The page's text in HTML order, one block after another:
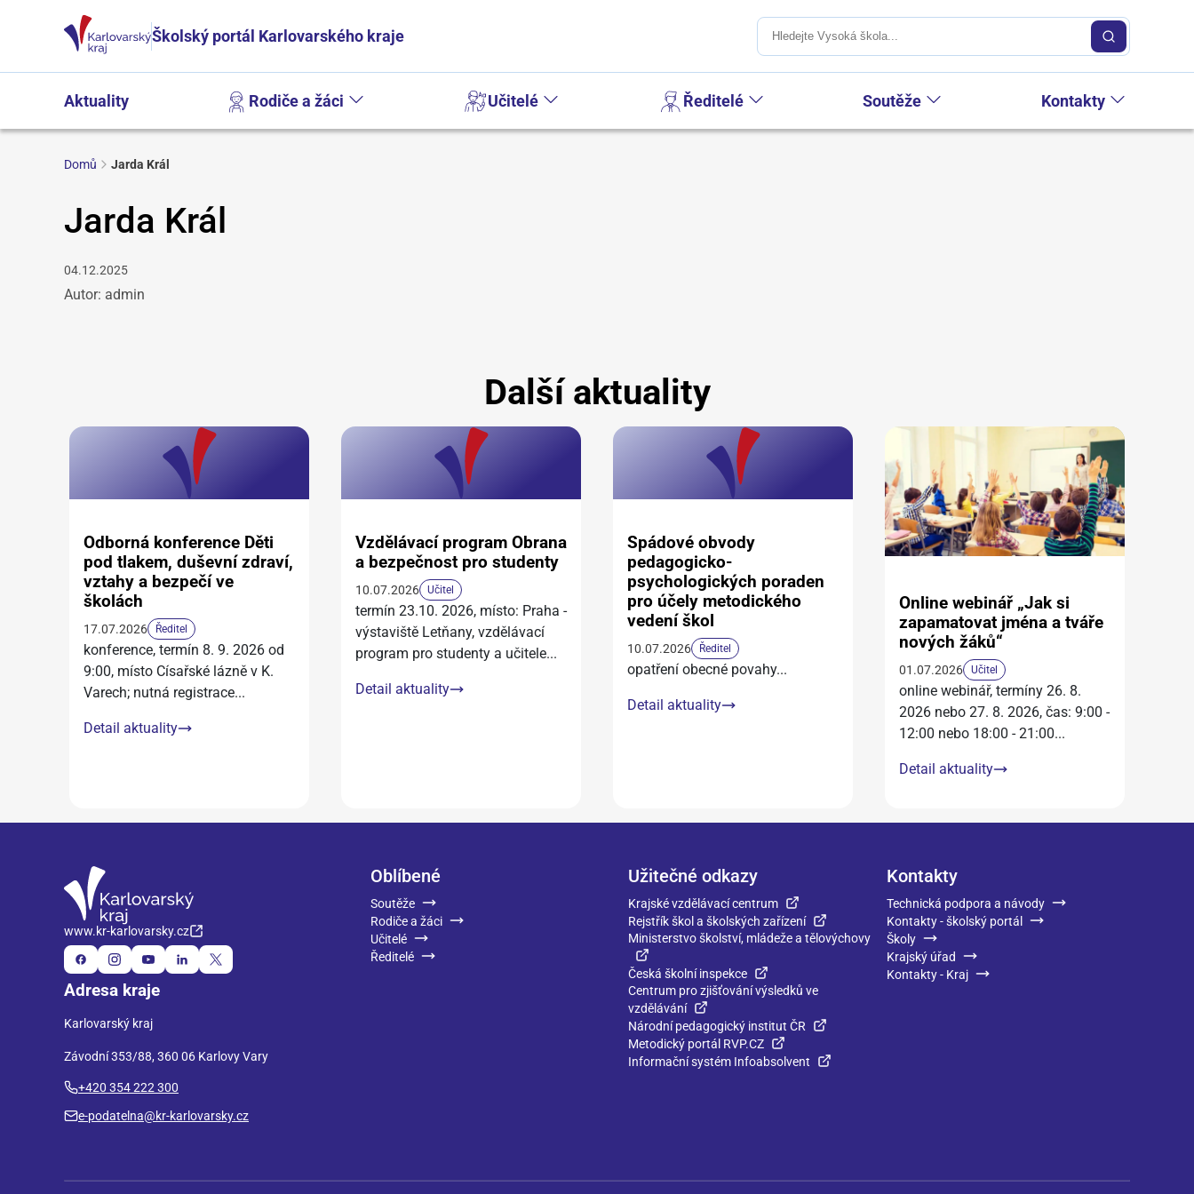
Školský portál Karlovarského kraje
Aktuality Rodiče a žáci Učitelé Ředitelé Soutěže Kontakty
Domů Jarda Král
Jarda Král
04.12.2025
Autor: admin
Další aktuality
Odborná konference Děti
pod tlakem, duševní zdraví,
vztahy a bezpečí ve
školách
17.07.2026 Ředitel
konference, termín 8. 9. 2026 od
9:00, místo Císařské lázně v K.
Varech; nutná registrace...
Detail aktuality
Vzdělávací program Obrana
a bezpečnost pro studenty
10.07.2026 Učitel
termín 23.10. 2026, místo: Praha -
výstaviště Letňany, vzdělávací
program pro studenty a učitele...
Detail aktuality
Spádové obvody
pedagogicko-
psychologických poraden
pro účely metodického
vedení škol
10.07.2026 Ředitel
opatření obecné povahy...
Detail aktuality
Online webinář „Jak si
zapamatovat jména a tváře
nových žáků“
01.07.2026 Učitel
online webinář, termíny 26. 8.
2026 nebo 27. 8. 2026, čas: 9:00 -
12:00 nebo 18:00 - 21:00...
Detail aktuality
www.kr-karlovarsky.cz
Adresa kraje
Karlovarský kraj
Závodní 353/88, 360 06 Karlovy Vary
+420 354 222 300
e-podatelna@kr-karlovarsky.cz
Oblíbené
Soutěže
Rodiče a žáci
Učitelé
Ředitelé
Užitečné odkazy
Krajské vzdělávací centrum
Rejstřík škol a školských zařízení
Ministerstvo školství, mládeže a tělovýchovy
Česká školní inspekce
Centrum pro zjišťování výsledků ve
vzdělávání
Národní pedagogický institut ČR
Metodický portál RVP.CZ
Informační systém Infoabsolvent
Kontakty
Technická podpora a návody
Kontakty - školský portál
Školy
Krajský úřad
Kontakty - Kraj